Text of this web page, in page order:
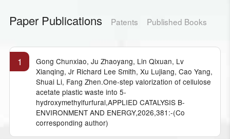
Paper Publications Patents Published Books
1
Gong Chunxiao, Ju Zhaoyang, Lin Qixuan, Lv
Xianqing, Jr Richard Lee Smith, Xu Lujiang, Cao Yang,
Shuai Li, Fang Zhen.One-step valorization of cellulose
acetate plastic waste into 5-
hydroxymethylfurfural,APPLIED CATALYSIS B-
ENVIRONMENT AND ENERGY,2026,381:-(Co
corresponding author)